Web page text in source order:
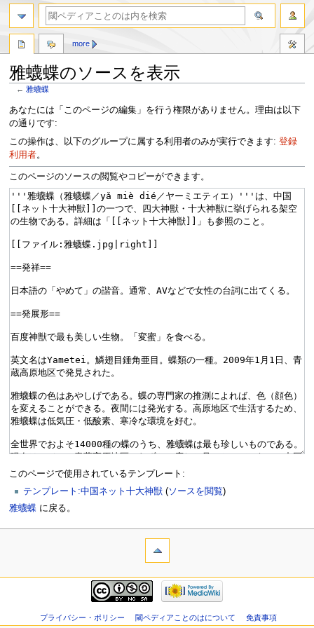
雅蠛蝶のソースを表示
← 雅蠛蝶
ナ
ビ
ゲ
ー
ョ
ン
に
移
検
索
に
移
あなたには「このページの編集」を行う権限がありません。理由は以下
の通りです:
この操作は、以下のグループに属する利用者のみが実行できます: 登録
利用者。
このページのソースの閲覧やコピーができます。
このページで使用されているテンプレート:
テンプレート:中国ネット十大神獣 (ソースを閲覧)
雅蠛蝶 に戻る。
more
プライバシー・ポリシー 閾ペディアことのはについて 免責事項